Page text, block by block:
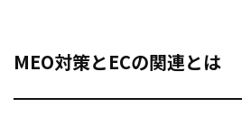
MEO対策とECの関連とは